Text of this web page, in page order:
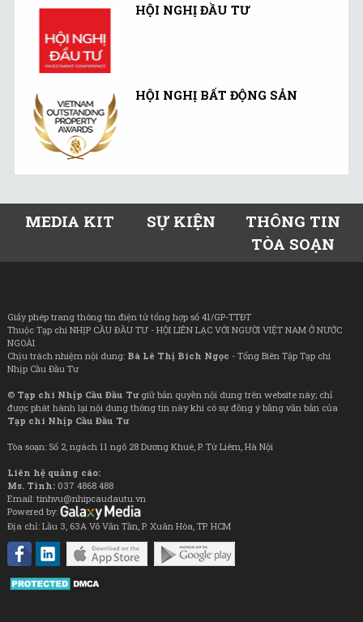
HỘI NGHỊ ĐẦU TƯ
HỘI NGHỊ BẤT ĐỘNG SẢN
MEDIA KIT SỰ KIỆN
THÔNG TIN
TÒA SOẠN
Giấy phép trang thông tin điện tử tổng hợp số 41/GP-TTĐT
Thuộc Tạp chí NHỊP CẦU ĐẦU TƯ - HỘI LIÊN LẠC VỚI NGƯỜI VIỆT NAM Ở NƯỚC
NGOÀI
Chịu trách nhiệm nội dung: Bà Lê Thị Bích Ngọc - Tổng Biên Tập Tạp chí
Nhịp Cầu Đầu Tư
© Tạp chí Nhịp Cầu Đầu Tưgiữ bản quyền nội dung trên website này; chỉ
được phát hành lại nội dung thông tin này khi có sự đồng ý bằng văn bản của
Tạp chí Nhịp Cầu Đầu Tư
Tòa soạn: Số 2, ngách 11 ngõ 28 Dương Khuê, P. Từ Liêm, Hà Nội
Liên hệ quảng cáo:
Ms. Tình: 037 4868 488
Email: tinhvu@nhipcaudautu.vn
Powered by:
Địa chỉ: Lầu 3, 63A Võ Văn Tần, P. Xuân Hòa, TP. HCM